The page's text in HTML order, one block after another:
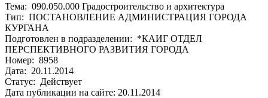
Тема: 090.050.000 Градостроительство и архитектура
Тип: ПОСТАНОВЛЕНИЕ АДМИНИСТРАЦИЯ ГОРОДА
КУРГАНА
Подготовлен в подразделении: *КАИГ ОТДЕЛ
ПЕРСПЕКТИВНОГО РАЗВИТИЯ ГОРОДА
Номер: 8958
Дата: 20.11.2014
Статус: Действует
Дата публикации на сайте: 20.11.2014